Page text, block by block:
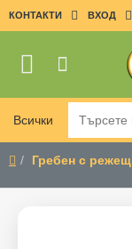
КОНТАКТИ ВХОД
Всички
Търсете
продукти
тук
Гребен с